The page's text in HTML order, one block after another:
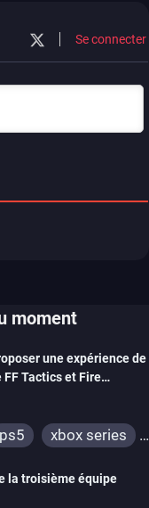
Se connecter
moment
une expérience de
Tactics et Fire
ps5
xbox series
la troisième équipe